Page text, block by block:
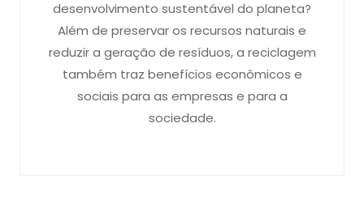
desenvolvimento sustentável do planeta?
Além de preservar os recursos naturais e
reduzir a geração de resíduos, a reciclagem
também traz benefícios econômicos e
sociais para as empresas e para a
sociedade.